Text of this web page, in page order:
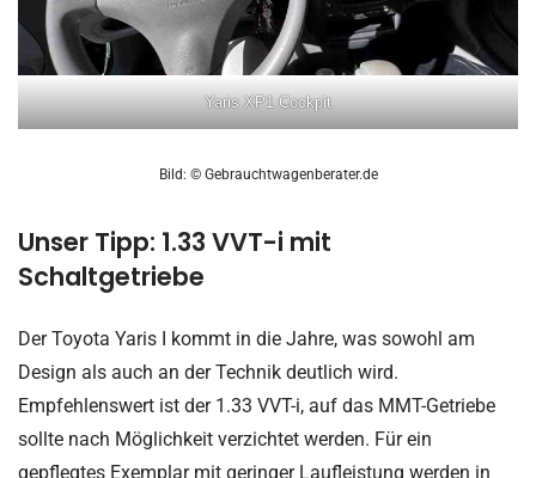
Yaris XP1 Cockpit
Bild: © Gebrauchtwagenberater.de
Unser Tipp: 1.33 VVT-i mit
Schaltgetriebe
Der Toyota Yaris I kommt in die Jahre, was sowohl am
Design als auch an der Technik deutlich wird.
Empfehlenswert ist der 1.33 VVT-i, auf das MMT-Getriebe
sollte nach Möglichkeit verzichtet werden. Für ein
gepflegtes Exemplar mit geringer Laufleistung werden in